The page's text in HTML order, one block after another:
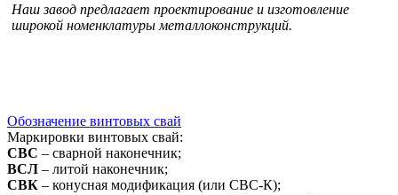
Наш завод предлагает проектирование и изготовление
широкой номенклатуры металлоконструкций.
Обозначение винтовых свай
Маркировки винтовых свай:
СВС – сварной наконечник;
ВСЛ – литой наконечник;
СВК – конусная модификация (или СВС-К);